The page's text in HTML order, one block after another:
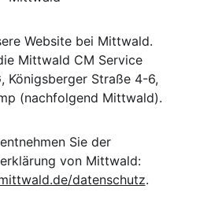
Website bei Mittwald.
Mittwald CM Service
Königsberger Straße 4-6,
(nachfolgend Mittwald).
Sie der
von Mittwald:
datenschutz.